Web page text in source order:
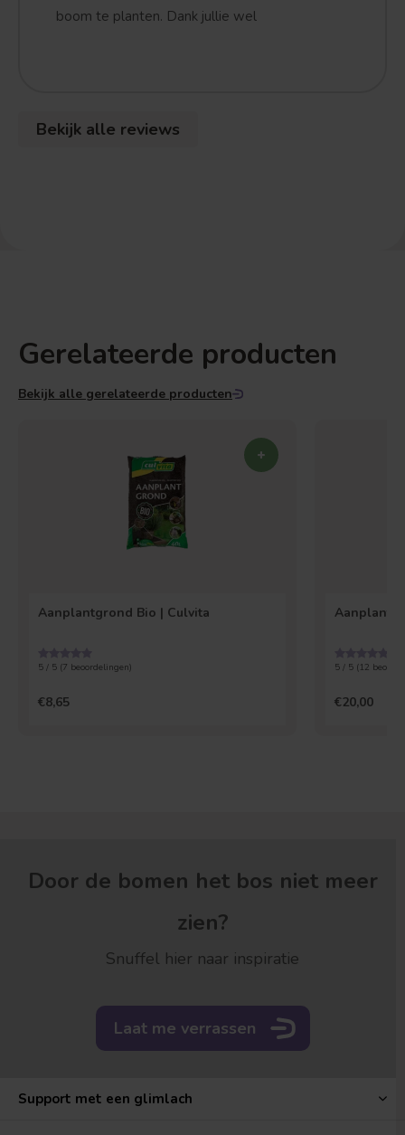
boom te planten. Dank jullie wel
Bekijk alle reviews
Gerelateerde producten
Bekijk alle gerelateerde producten
Aanplantgrond Bio | Culvita
5 / 5 (7 beoordelingen)
€8,65
5 / 5 (12
€20,00
Door de bomen het bos niet meer
zien?
Snuffel hier naar inspiratie
Laat me verrassen
Support met een glimlach